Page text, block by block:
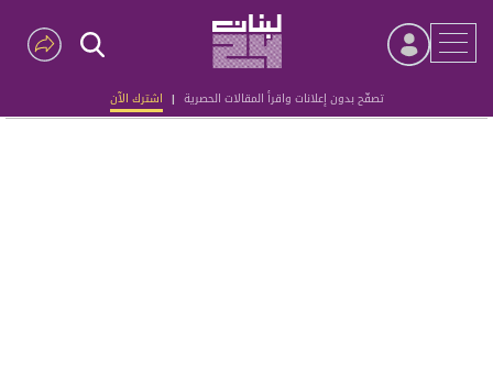
تصفّح بدون إعلانات واقرأ المقالات الحصرية | اشترك الآن
Advertisement